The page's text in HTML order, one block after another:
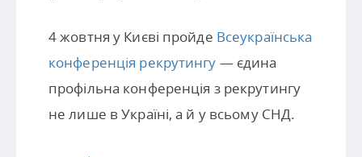
4 жовтня у Києві пройде Всеукраїнська
конференція рекрутингу — єдина
профільна конференція з рекрутингу
не лише в Україні, а й у всьому СНД.